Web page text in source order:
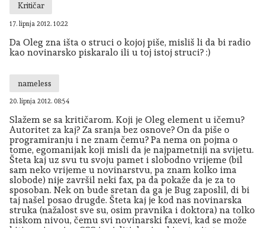
Kritičar
17. lipnja 2012. 10:22
Da Oleg zna išta o struci o kojoj piše, misliš li da bi radio
kao novinarsko piskaralo ili u toj istoj struci? :)
nameless
20. lipnja 2012. 08:54
Slažem se sa kritičarom. Koji je Oleg element u ičemu?
Autoritet za kaj? Za sranja bez osnove? On da piše o
programiranju i ne znam čemu? Pa nema on pojma o
tome, egomanijak koji misli da je najpametniji na svijetu.
Šteta kaj uz svu tu svoju pamet i slobodno vrijeme (bil
sam neko vrijeme u novinarstvu, pa znam kolko ima
slobode) nije završil neki fax, pa da pokaže da je za to
sposoban. Nek on bude sretan da ga je Bug zaposlil, di bi
taj našel posao drugde. Šteta kaj je kod nas novinarska
struka (nažalost sve su, osim pravnika i doktora) na tolko
niskom nivou, čemu svi novinarski faxevi, kad se može